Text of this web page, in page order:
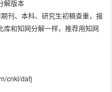
解版本
刊、本科、研究生初稿查重，报
和知网分解一样，推荐用知网
cnki/dafj